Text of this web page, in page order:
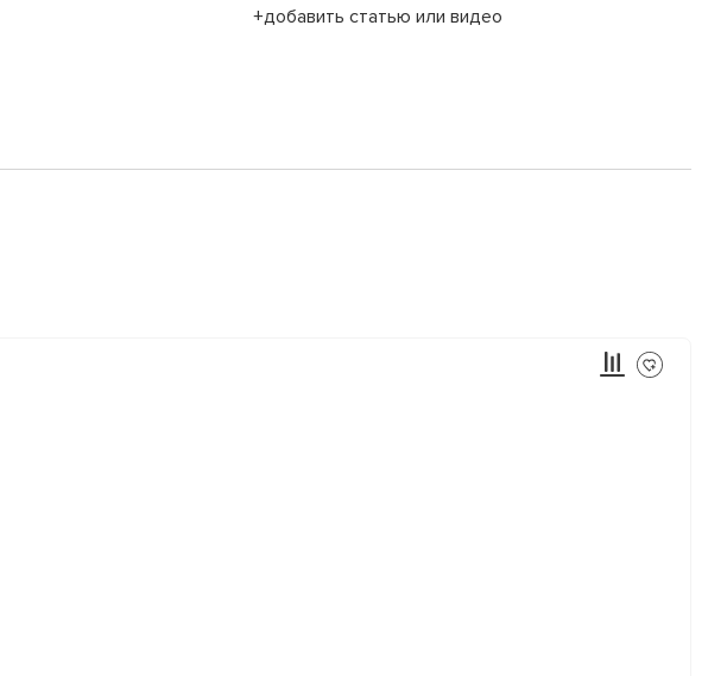
+добавить статью или видео